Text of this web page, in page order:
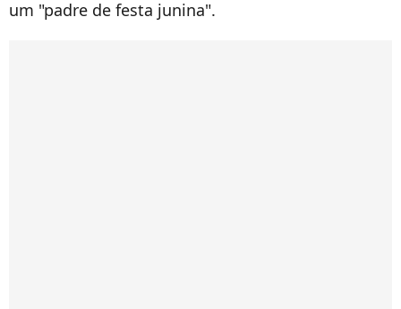
um "padre de festa junina".